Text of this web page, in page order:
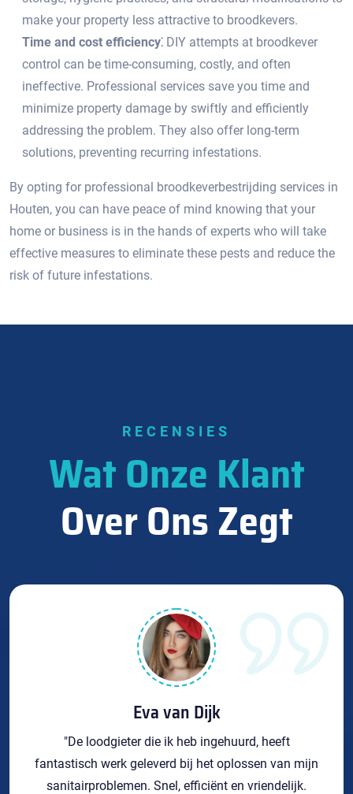
make your property less attractive to broodkevers.​
Time and cost efficiency⁚ DIY attempts at broodkever
control can be time-consuming, costly, and often
ineffective.​ Professional services save you time and
minimize property damage by swiftly and efficiently
addressing the problem. They also offer long-term
solutions, preventing recurring infestations.​
By opting for professional broodkeverbestrijding services in
Houten, you can have peace of mind knowing that your
home or business is in the hands of experts who will take
effective measures to eliminate these pests and reduce the
risk of future infestations.​
RECENSIES
Wat Onze Klant
Over Ons Zegt
Eva van Dijk
"De loodgieter die ik heb ingehuurd, heeft
fantastisch werk geleverd bij het oplossen van mijn
sanitairproblemen. Snel, efficiënt en vriendelijk.